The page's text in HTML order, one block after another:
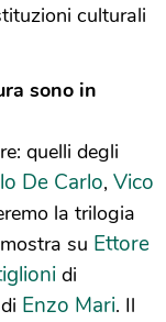
culturali
sono in
quelli degli
De Carlo, Vico
la trilogia
su Ettore
di
Enzo Mari. Il